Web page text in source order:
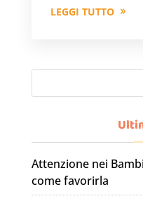
LEGGI TUTTO
Attenzione nei
come favorirla